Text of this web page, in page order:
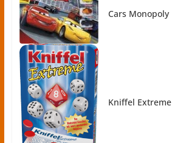
Cars Monopoly
Kniffel Extreme